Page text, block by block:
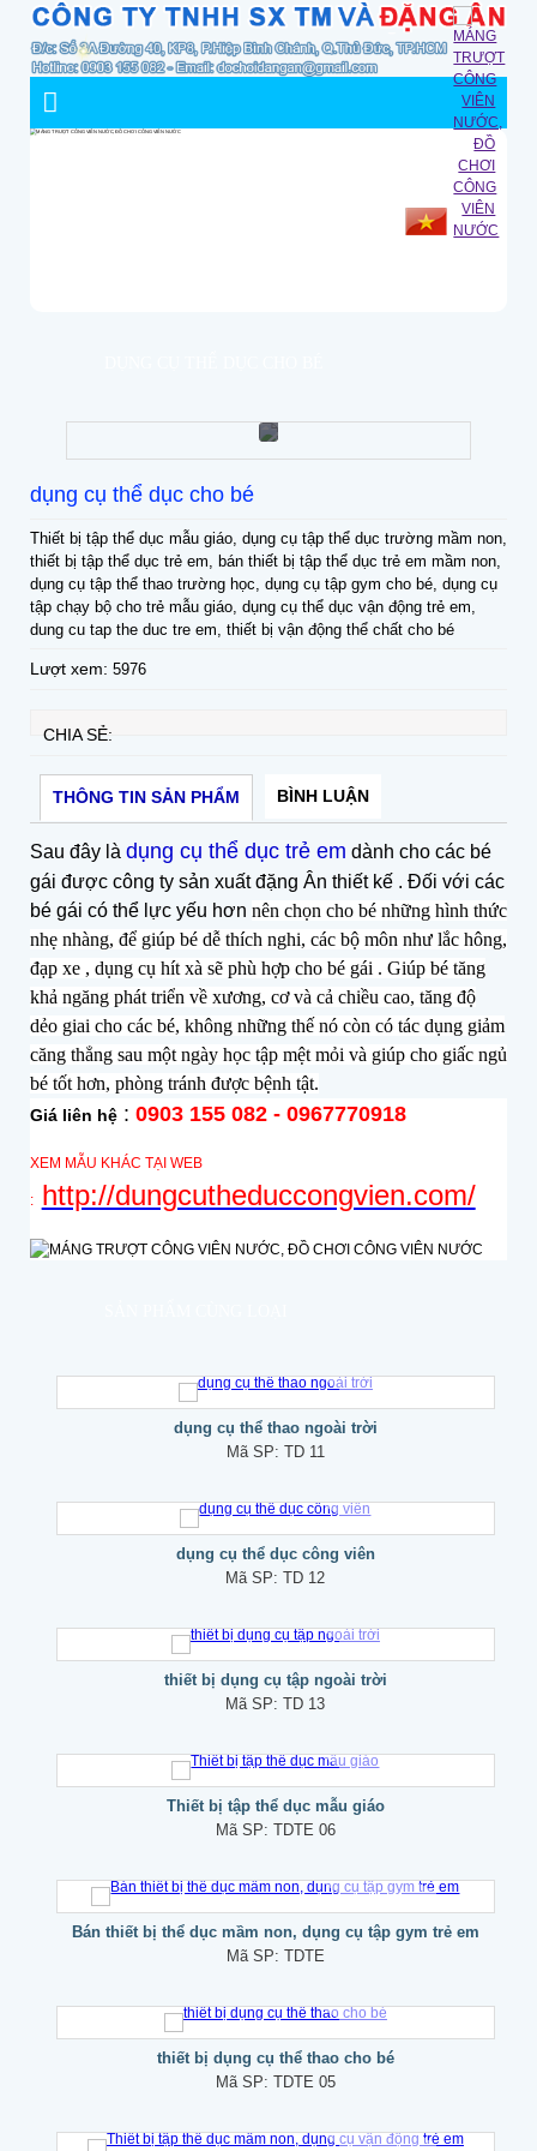
dụng cụ thể dục cho bé
Thiết bị tập thể dục mẫu giáo, dụng cụ tập thể dục trường mầm non,
thiết bị tập thể dục trẻ em, bán thiết bị tập thể dục trẻ em mầm non,
dụng cụ tập thể thao trường học, dụng cụ tập gym cho bé, dụng cụ
tập chạy bộ cho trẻ mẫu giáo, dụng cụ thể dục vận động trẻ em,
dung cu tap the duc tre em, thiết bị vận động thể chất cho bé
Lượt xem: 5976
CHIA SẺ:
THÔNG TIN SẢN PHẨM BÌNH LUẬN
Sau đây là dụng cụ thể dục trẻ em dành cho các bé
gái được công ty sản xuất đặng Ân thiết kế . Đối với các
bé gái có thể lực yếu hơn nên chọn cho bé những hình thức
nhẹ nhàng, để giúp bé dễ thích nghi, các bộ môn như lắc hông,
đạp xe , dụng cụ hít xà sẽ phù hợp cho bé gái . Giúp bé tăng
khả ngăng phát triển về xương, cơ và cả chiều cao, tăng độ
dẻo giai cho các bé, không những thế nó còn có tác dụng giảm
căng thẳng sau một ngày học tập mệt mỏi và giúp cho giấc ngủ
bé tốt hơn, phòng tránh được bệnh tật.
Giá liên hệ: 0903 155 082 - 0967770918
XEM MẪU KHÁC TẠI WEB
: http://dungcutheduccongvien.com/
dụng cụ thể thao ngoài trời
Mã SP: TD 11
dụng cụ thể dục công viên
Mã SP:TD 12
thiết bị dụng cụ tập ngoài trời
Mã SP:TD 13
Thiết bị tập thể dục mẫu giáo
Mã SP: TDTE 06
Bán thiết bị thể dục mầm non, dụng cụ tập gym trẻ em
Mã SP: TDTE
thiết bị dụng cụ thể thao cho bé
Mã SP: TDTE 05